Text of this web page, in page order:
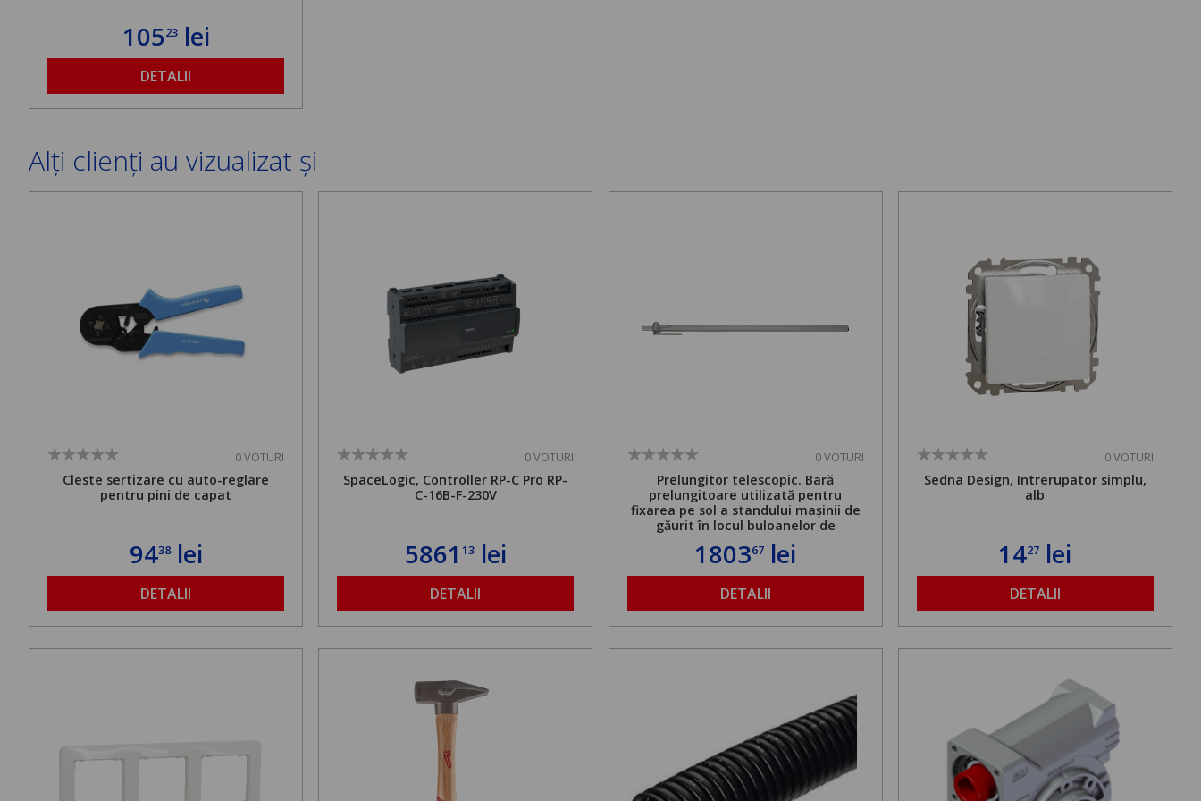
10523lei
DETALII
Alți clienți au vizualizat și
0 VOTURI
Cleste sertizare cu auto-reglare
pentru pini de capat
9438lei
DETALII
0 VOTURI
SpaceLogic, Controller RP-C Pro RP-
C-16B-F-230V
5861 13lei
DETALII
0 VOTURI
Prelungitor telescopic. Bară
prelungitoare utilizată pentru
fixarea pe sol a standului mașinii de
găurit în locul buloanelor de
de 500 kg și înălțime reglabilă de la
180367 lei
DETALII
0 VOTURI
Sedna Design, Intrerupator simplu,
alb
1427 lei
DETALII